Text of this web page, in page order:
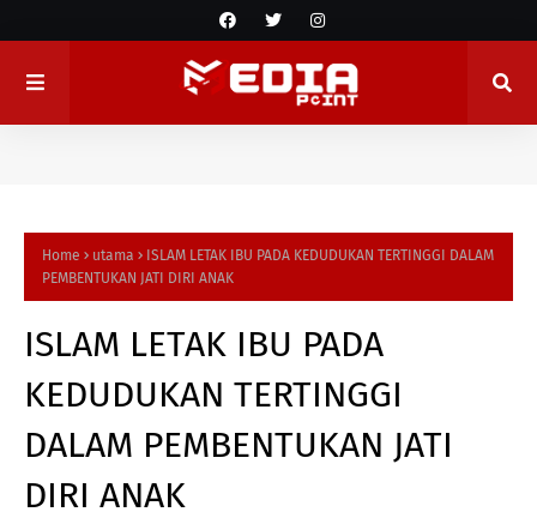
Home utama
ISLAM LETAK IBU PADA KEDUDUKAN TERTINGGI DALAM
PEMBENTUKAN JATI DIRI ANAK
ISLAM LETAK IBU PADA
KEDUDUKAN TERTINGGI
DALAM PEMBENTUKAN JATI
DIRI ANAK